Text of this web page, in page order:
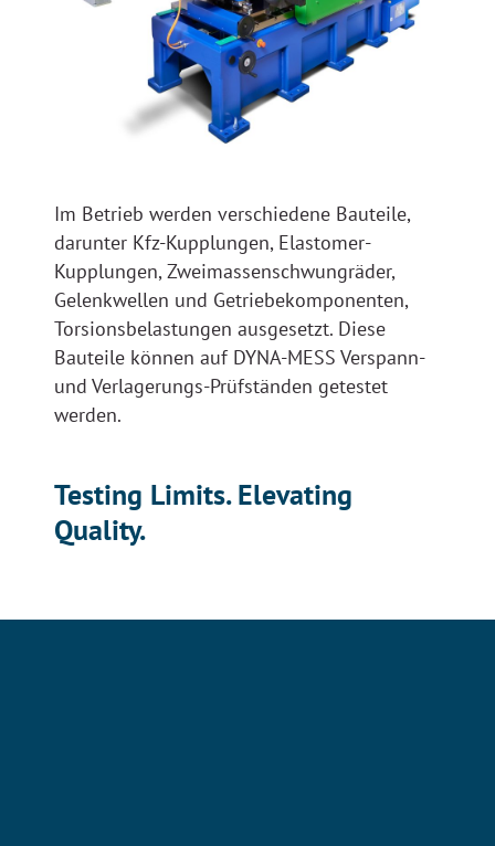
Im Betrieb werden verschiedene Bauteile,
darunter Kfz-Kupplungen, Elastomer-
Kupplungen, Zweimassenschwungräder,
Gelenkwellen und Getriebekomponenten,
Torsionsbelastungen ausgesetzt. Diese
Bauteile können auf DYNA-MESS Verspann-
und Verlagerungs-Prüfständen getestet
werden.
Testing Limits. Elevating
Quality.